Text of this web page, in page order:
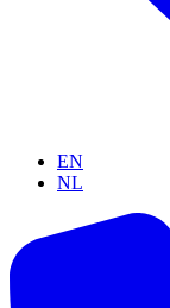
EN
NL